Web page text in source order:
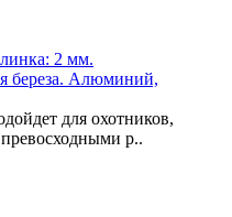
2 мм.
береза. Алюминий,
для охотников,
р..